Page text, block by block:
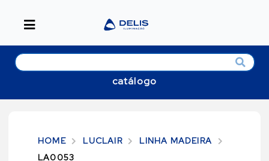
catálogo
HOME LUCLAIR
LINHA MADEIRA
LA0053